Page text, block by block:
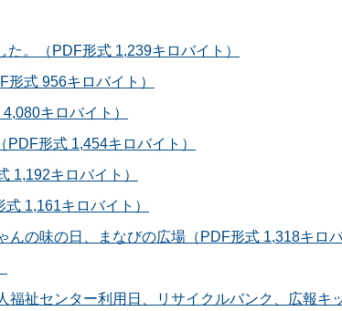
。（PDF形式 1,239キロバイト）
式 956キロバイト）
キロバイト）
形式 1,454キロバイト）
1,192キロバイト）
1,161キロバイト）
の味の日、まなびの広場（PDF形式 1,318キロ
祉センター利用日、リサイクルバンク、広報キ